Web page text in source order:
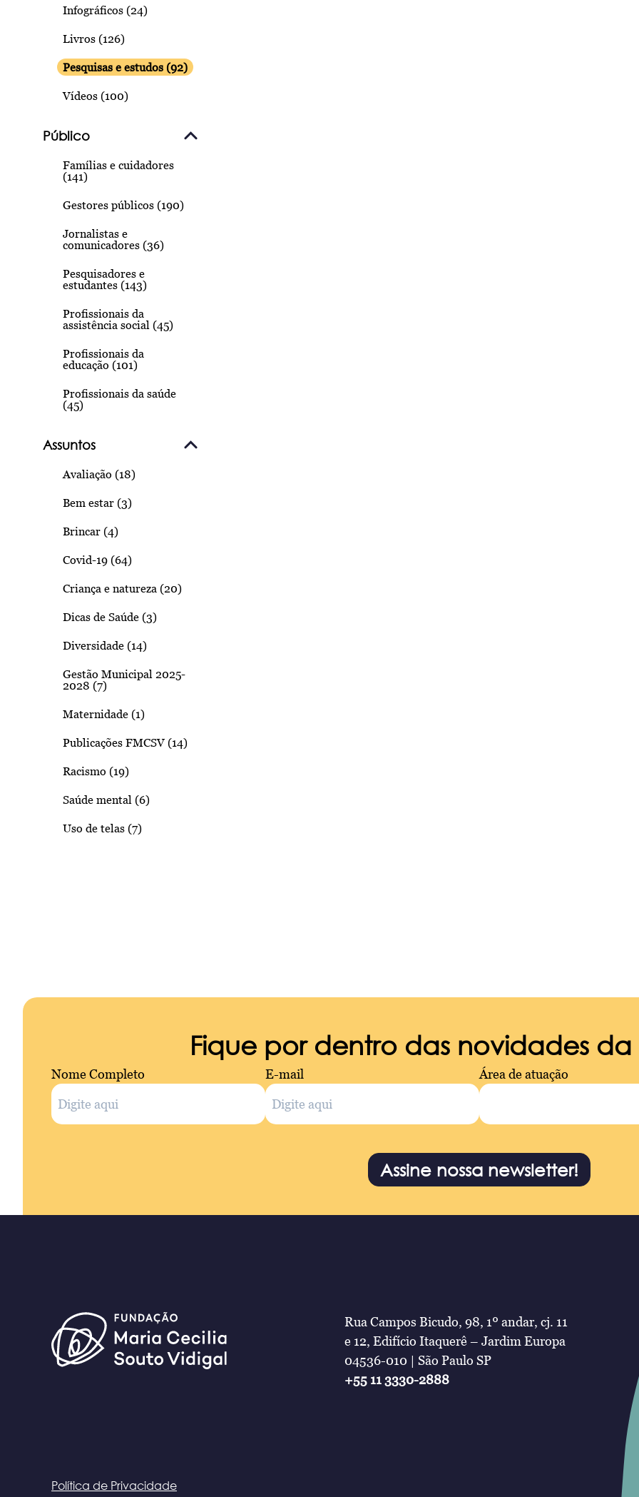
Infográficos (24)
Livros (126)
Pesquisas e estudos (92)
Vídeos (100)
Público
Famílias e cuidadores
(141)
Gestores públicos (190)
Jornalistas e
comunicadores (36)
Pesquisadores e
estudantes (143)
Profissionais da
assistência social (45)
Profissionais da
educação (101)
Profissionais da saúde
(45)
Assuntos
Avaliação (18)
Bem estar (3)
Brincar (4)
Covid-19 (64)
Criança e natureza (20)
Dicas de Saúde (3)
Diversidade (14)
Gestão Municipal 2025-
2028 (7)
Maternidade (1)
Publicações FMCSV (14)
Racismo (19)
Saúde mental (6)
Uso de telas (7)
Fique por dentro das novidades
Nome Completo E-mail Área de atuação
Assine nossa newsletter!
Rua Campos Bicudo, 98, 1º andar, cj. 11
e 12, Edifício Itaquerê – Jardim Europa
04536-010 | São Paulo SP
+55 11 3330-2888
Política de Privacidade